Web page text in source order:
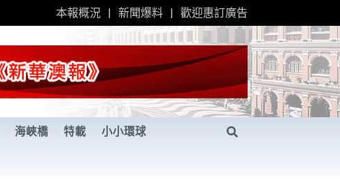
本報概況 新聞爆料 歡迎惠訂廣告
海峽橋 特載 小小環球